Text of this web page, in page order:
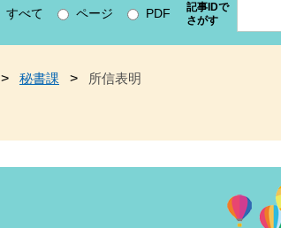
すべて ページ PDF
記事IDで
さがす
> 秘書課 > 所信表明